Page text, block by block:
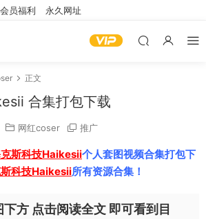
会员福利 永久网址
正文
合集打包下载
网红coser 推广
斯科技Haikesii个人套图视频合集打包下
科技Haikesii所有资源合集！
方 点击阅读全文 即可看到目